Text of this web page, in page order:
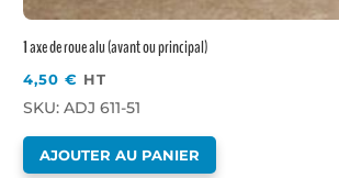
1 axe de roue alu (avant ou principal)
4,50€ HT
SKU: ADJ 611-51
AJOUTER AU PANIER